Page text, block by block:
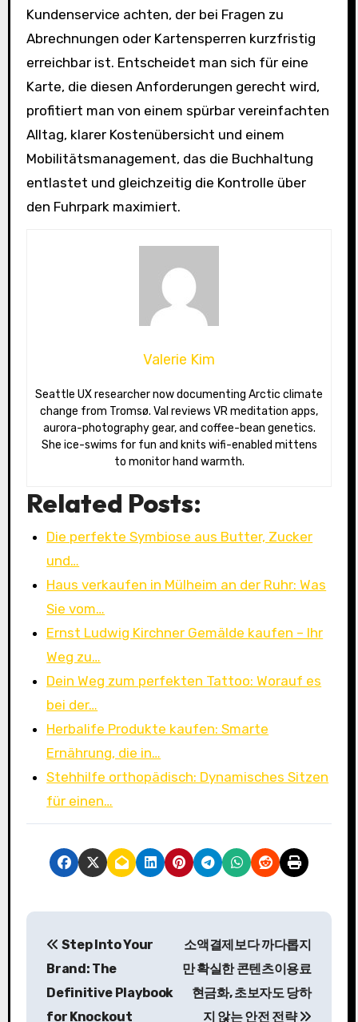
Kundenservice achten, der bei Fragen zu
Abrechnungen oder Kartensperren kurzfristig
erreichbar ist. Entscheidet man sich für eine
Karte, die diesen Anforderungen gerecht wird,
profitiert man von einem spürbar vereinfachten
Alltag, klarer Kostenübersicht und einem
Mobilitätsmanagement, das die Buchhaltung
entlastet und gleichzeitig die Kontrolle über
den Fuhrpark maximiert.
Valerie Kim
Seattle UX researcher now documenting Arctic climate
change from Tromsø. Val reviews VR meditation apps,
aurora-photography gear, and coffee-bean genetics.
She ice-swims for fun and knits wifi-enabled mittens
to monitor hand warmth.
Related Posts:
Die perfekte Symbiose aus Butter, Zucker
und…
Haus verkaufen in Mülheim an der Ruhr: Was
Sie vom…
Ernst Ludwig Kirchner Gemälde kaufen – Ihr
Weg zu…
Dein Weg zum perfekten Tattoo: Worauf es
bei der…
Herbalife Produkte kaufen: Smarte
Ernährung, die in…
Stehhilfe orthopädisch: Dynamisches Sitzen
für einen…
P
Step Into Your
Brand: The
Definitive Playbook
for Knockout
소액결제보다 까다롭지
만 확실한 콘텐츠이용료
현금화, 초보자도 당하
지 않는 안전 전략